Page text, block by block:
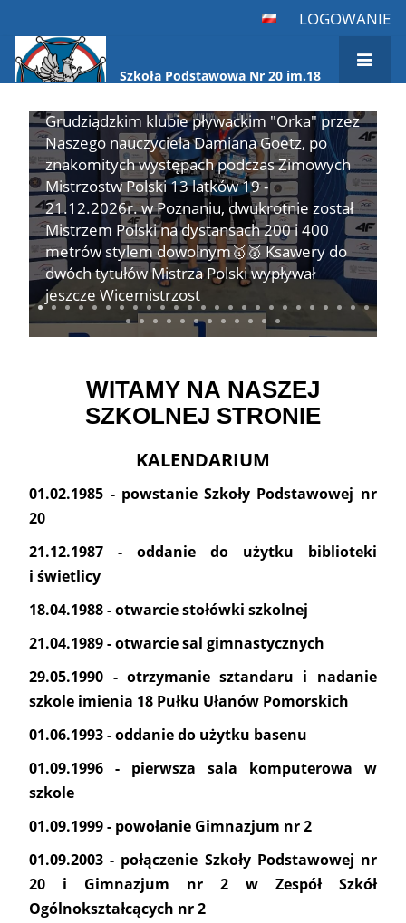
LOGOWANIE
Szkoła Podstawowa Nr 20 im.18
Strona
główna
Z Wielką dumą chcemy poinformować, iż
uczeń Naszej szkoły Ksawery Wiśniewski z
Grudziądzkim klubie pływackim "Orka" przez
Naszego nauczyciela Damiana Goetz, po
znakomitych występach podczas Zimowych
Mistrzostw Polski 13 latków 19 -
21.12.2026r. w Poznaniu, dwukrotnie został
Mistrzem Polski na dystansach 200 i 400
metrów stylem dowolnym🥇🥇 Ksawery do
dwóch tytułów Mistrza Polski wypływał
jeszcze Wicemistrzost
WITAMY NA NASZEJ
SZKOLNEJ STRONIE
KALENDARIUM
01.02.1985 - powstanie Szkoły Podstawowej nr
20
21.12.1987 - oddanie do użytku biblioteki
i świetlicy
18.04.1988 - otwarcie stołówki szkolnej
21.04.1989 - otwarcie sal gimnastycznych
29.05.1990 - otrzymanie sztandaru i nadanie
szkole imienia 18 Pułku Ułanów Pomorskich
01.06.1993 - oddanie do użytku basenu
01.09.1996 - pierwsza sala komputerowa w
szkole
01.09.1999 - powołanie Gimnazjum nr 2
01.09.2003 - połączenie Szkoły Podstawowej nr
20 i Gimnazjum nr 2 w Zespół Szkół
Ogólnokształcących nr 2